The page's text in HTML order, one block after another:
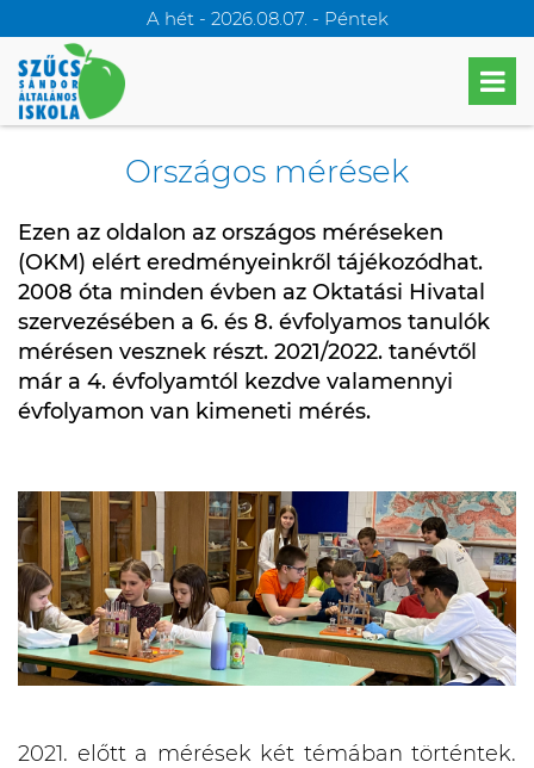
A hét - 2026.08.07. - Péntek
Országos mérések
Ezen az oldalon az országos méréseken
(OKM) elért eredményeinkről tájékozódhat.
2008 óta minden évben az Oktatási Hivatal
szervezésében a 6. és 8. évfolyamos tanulók
mérésen vesznek részt. 2021/2022. tanévtől
már a 4. évfolyamtól kezdve valamennyi
évfolyamon van kimeneti mérés.
2021. előtt a mérések két témában történtek.